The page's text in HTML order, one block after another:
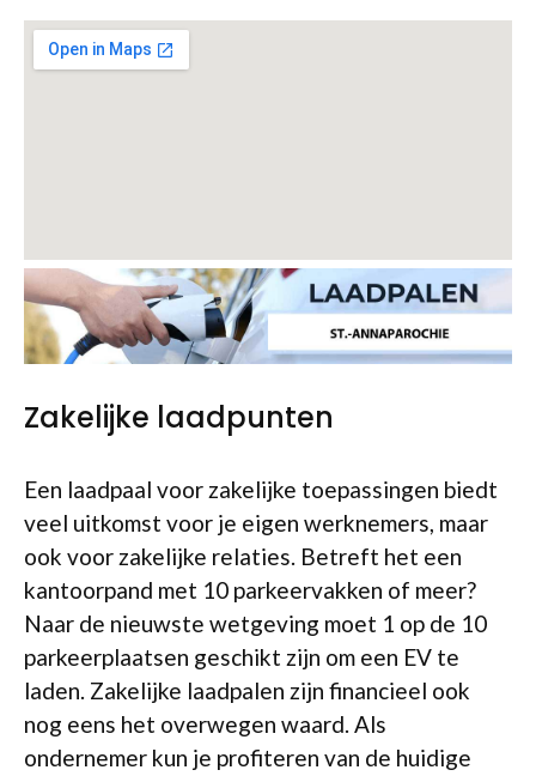
Zakelijke laadpunten
Een laadpaal voor zakelijke toepassingen biedt
veel uitkomst voor je eigen werknemers, maar
ook voor zakelijke relaties. Betreft het een
kantoorpand met 10 parkeervakken of meer?
Naar de nieuwste wetgeving moet 1 op de 10
parkeerplaatsen geschikt zijn om een EV te
laden. Zakelijke laadpalen zijn financieel ook
nog eens het overwegen waard. Als
ondernemer kun je profiteren van de huidige